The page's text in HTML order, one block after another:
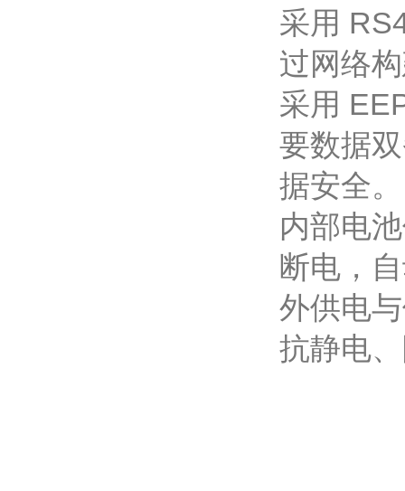
采用
过网络
采用
要数据
据安全。
内部电
断电，
外供电
抗静电